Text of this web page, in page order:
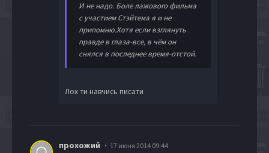
И не надо. Боле лажового фильма
с участием Стэйтема я и не
припомню.Хотя если взглянуть
правде в глаза-все, в чём он
снялся в последнее время-отстой.
Лох ти навчись писати
прохожий 17 июня 2014 09:44